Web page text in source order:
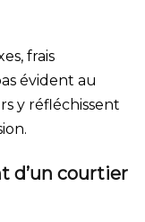
frais
évident au
y réfléchissent
d’un courtier